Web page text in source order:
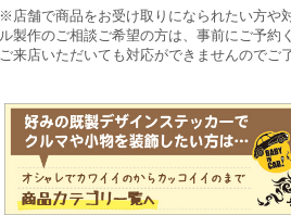
※店舗で商品をお受け取りになられたい方や
ル製作のご相談ご希望の方は、事前にご予約
ご来店いただいても対応ができませんのでご